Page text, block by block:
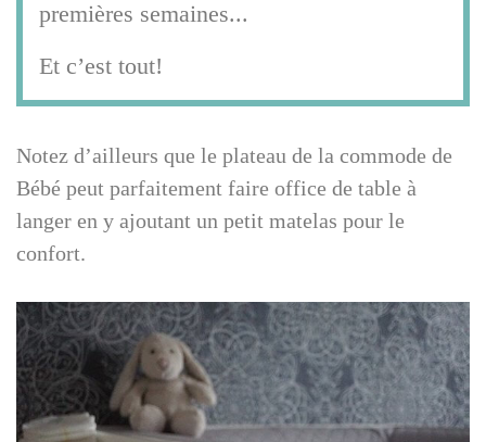
premières semaines...
Et c’est tout!
Notez d’ailleurs que le plateau de la commode de
Bébé peut parfaitement faire office de table à
langer en y ajoutant un petit matelas pour le
confort.